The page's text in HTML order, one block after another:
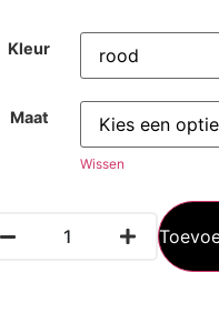
Kleur
Maat
Wissen